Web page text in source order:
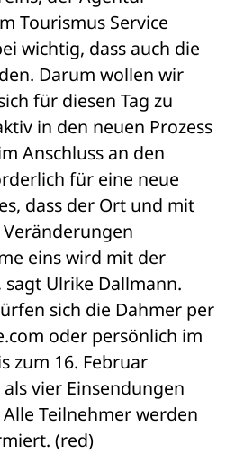
Tourismus Service
wichtig, dass auch die
Darum wollen wir
für diesen Tag zu
in den neuen Prozess
Anschluss an den
für eine neue
dass der Ort und mit
eins wird mit der
Ulrike Dallmann.
sich die Dahmer per
oder persönlich im
zum 16. Februar
vier Einsendungen
Teilnehmer werden
(red)